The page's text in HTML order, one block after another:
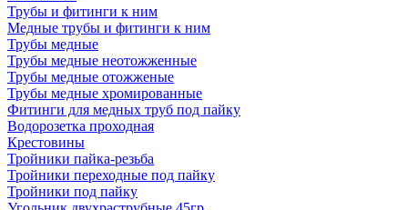
Трубы и фитинги к ним
Медные трубы и фитинги к ним
Трубы медные
Трубы медные неотожженные
Трубы медные отожженые
Трубы медные хромированные
Фитинги для медных труб под пайку
Водорозетка проходная
Крестовины
Тройники пайка-резьба
Тройники переходные под пайку
Тройники под пайку